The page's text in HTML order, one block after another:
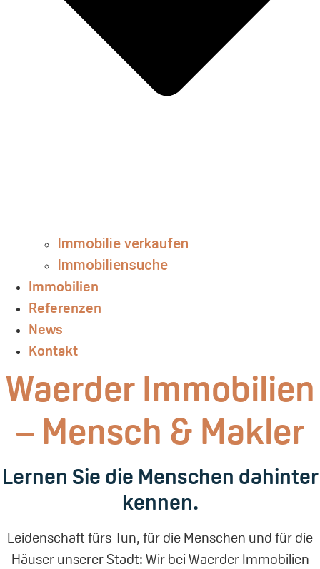
Immobilie verkaufen
Immobiliensuche
Immobilien
Referenzen
News
Kontakt
Waerder Immobilien
– Mensch & Makler
Lernen Sie die Menschen dahinter
kennen.
Leidenschaft fürs Tun, für die Menschen und für die
Häuser unserer Stadt: Wir bei Waerder Immobilien